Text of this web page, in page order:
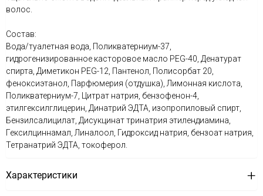
волос.
Состав:
Вода/туалетная вода, Поликватерниум-37,
гидрогенизированное касторовое масло PEG-40, Денатурат
спирта, Диметикон PEG-12, Пантенол, Полисорбат 20,
феноксиэтанол, Парфюмерия (отдушка), Лимонная кислота,
Поликватерниум-7, Цитрат натрия, бензофенон-4,
этилгексилглицерин, Динатрий ЭДТА, изопропиловый спирт,
Бензилсалицилат, Дисукцинат тринатрия этилендиамина,
Гексилциннамал, Линалоол, Гидроксид натрия, бензоат натрия,
Тетранатрий ЭДТА, токоферол.
Характеристики